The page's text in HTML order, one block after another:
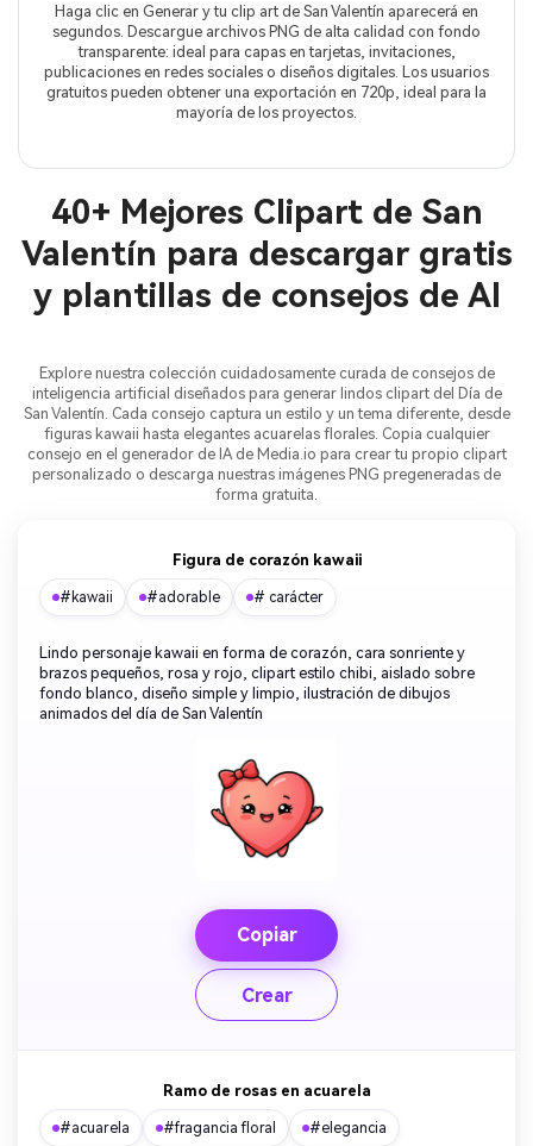
Haga clic en Generar y tu clip art de San Valentín aparecerá en
segundos. Descargue archivos PNG de alta calidad con fondo
transparente: ideal para capas en tarjetas, invitaciones,
publicaciones en redes sociales o diseños digitales. Los usuarios
gratuitos pueden obtener una exportación en 720p, ideal para la
mayoría de los proyectos.
40+ Mejores Clipart de San
Valentín para descargar gratis
y plantillas de consejos de AI
Explore nuestra colección cuidadosamente curada de consejos de
inteligencia artificial diseñados para generar lindos clipart del Día de
San Valentín. Cada consejo captura un estilo y un tema diferente, desde
figuras kawaii hasta elegantes acuarelas florales. Copia cualquier
consejo en el generador de IA de Media.io para crear tu propio clipart
personalizado o descarga nuestras imágenes PNG pregeneradas de
forma gratuita.
Figura de corazón kawaii
#kawaii #adorable # carácter
Lindo personaje kawaii en forma de corazón, cara sonriente y
brazos pequeños, rosa y rojo, clipart estilo chibi, aislado sobre
fondo blanco, diseño simple y limpio, ilustración de dibujos
animados del día de San Valentín
Copiar
Crear
Ramo de rosas en acuarela
#acuarela #fragancia floral #elegancia